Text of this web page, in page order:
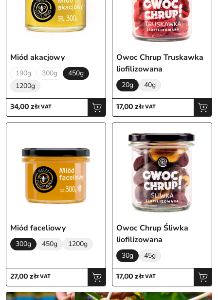
Sortuj
Pojemność
Miód akacjowy
190g 300g
450g
1200g
34,00złz VAT
Owoc Chrup Truskawka
liofilizowana
20g 40g
17,00złz VAT
Miód faceliowy
300g 450g 1200g
27,00złz VAT
Owoc Chrup Śliwka
liofilizowana
30g 45g
17,00złz VAT